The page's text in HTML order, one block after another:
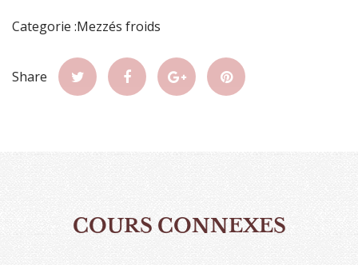
Categorie :Mezzés froids
Share
COURS CONNEXES